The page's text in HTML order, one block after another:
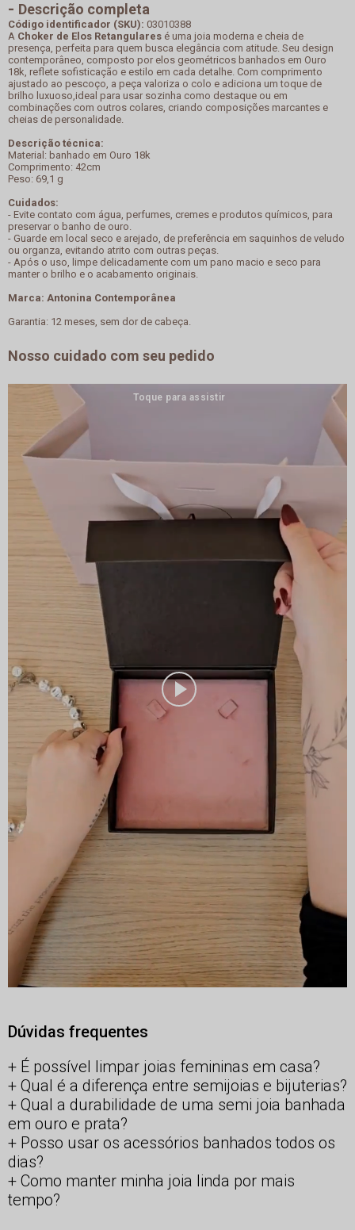
Descrição completa
Código identificador (SKU): 03010388
A Choker de Elos Retangularesé uma joia moderna e cheia de
presença, perfeita para quem busca elegância com atitude. Seu design
contemporâneo, composto por elos geométricos banhados em Ouro
18k, reflete sofisticação e estilo em cada detalhe. Com comprimento
ajustado ao pescoço, a peça valoriza o colo e adiciona um toque de
brilho luxuoso,ideal para usar sozinha como destaque ou em
combinações com outros colares, criando composições marcantes e
cheias de personalidade.
Descrição técnica:
Material: banhado em Ouro 18k
Comprimento: 42cm
Peso: 69,1 g
Cuidados:
- Evite contato com água, perfumes, cremes e produtos químicos, para
preservar o banho de ouro.
- Guarde em local seco e arejado, de preferência em saquinhos de veludo
ou organza, evitando atrito com outras peças.
- Após o uso, limpe delicadamente com um pano macio e seco para
manter o brilho e o acabamento originais.
Marca: Antonina Contemporânea
Garantia: 12 meses, sem dor de cabeça.
Nosso cuidado com seu pedido
Dúvidas frequentes
É possível limpar joias femininas em casa?
Qual é a diferença entre semijoias e bijuterias?
Qual a durabilidade de uma semi joia banhada
em ouro e prata?
Posso usar os acessórios banhados todos os
dias?
Como manter minha joia linda por mais
tempo?